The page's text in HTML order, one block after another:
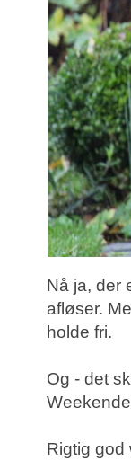
Nå ja, der
afløser.
holde fri.
Og - det
Rigtig god